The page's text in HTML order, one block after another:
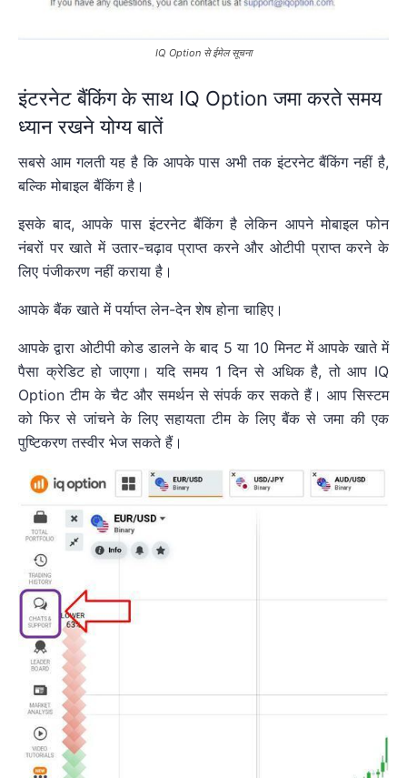
IQ Option से ईमेल सूचना
इंटरनेट बैंकिंग के साथ IQ Option जमा करते समय
ध्यान रखने योग्य बातें
सबसे आम गलती यह है कि आपके पास अभी तक इंटरनेट बैंकिंग नहीं है,
बल्कि मोबाइल बैंकिंग है।
इसके बाद, आपके पास इंटरनेट बैंकिंग है लेकिन आपने मोबाइल फोन
नंबरों पर खाते में उतार-चढ़ाव प्राप्त करने और ओटीपी प्राप्त करने के
लिए पंजीकरण नहीं कराया है।
आपके बैंक खाते में पर्याप्त लेन-देन शेष होना चाहिए।
आपके द्वारा ओटीपी कोड डालने के बाद 5 या 10 मिनट में आपके खाते में
पैसा क्रेडिट हो जाएगा। यदि समय 1 दिन से अधिक है, तो आप IQ
Option टीम के चैट और समर्थन से संपर्क कर सकते हैं। आप सिस्टम
को फिर से जांचने के लिए सहायता टीम के लिए बैंक से जमा की एक
पुष्टिकरण तस्वीर भेज सकते हैं।